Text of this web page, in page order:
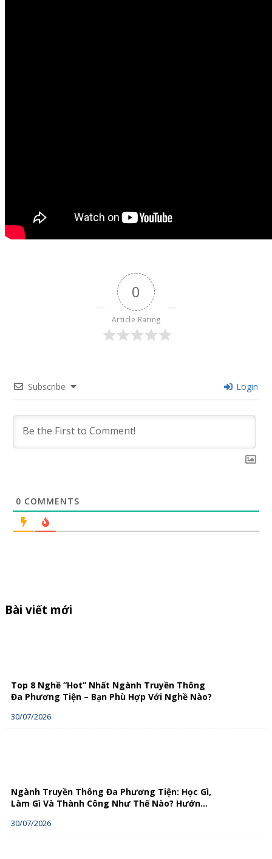
0
Article Rating
Subscribe Login
0 COMMENTS
Bài viết mới
Top 8 Nghề “Hot” Nhất Ngành Truyền Thông
Đa Phương Tiện – Bạn Phù Hợp Với Nghề Nào?
30/07/2026
Ngành Truyền Thông Đa Phương Tiện: Học Gì,
Làm Gì Và Thành Công Như Thế Nào? Hướng
30/07/2026